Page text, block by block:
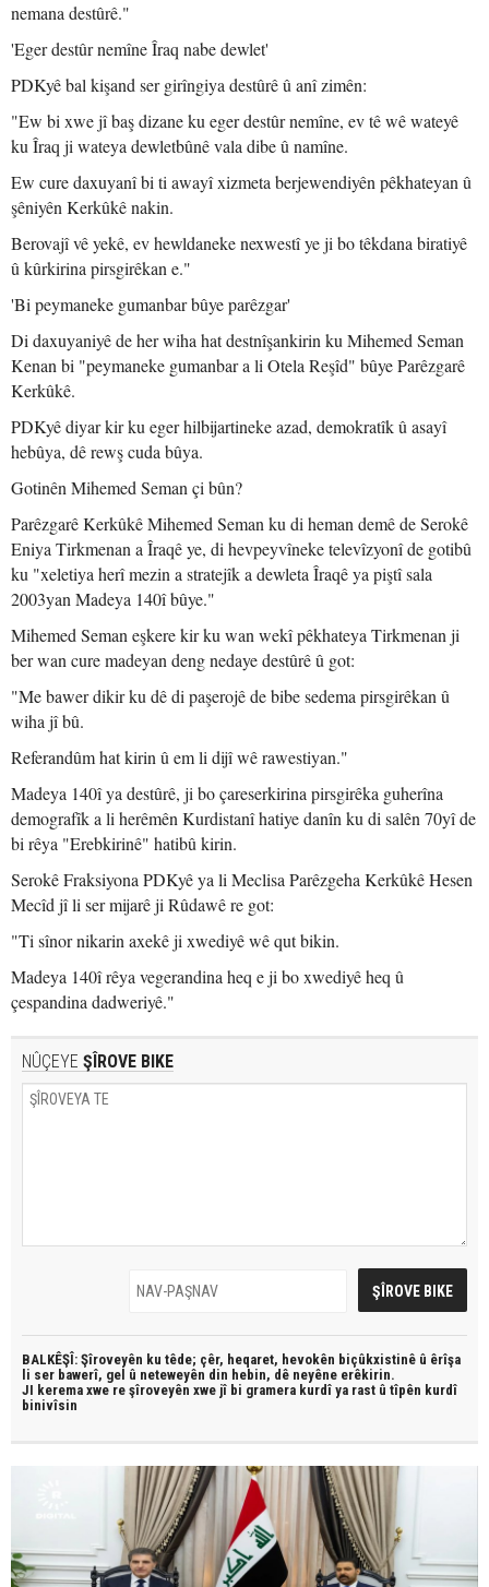
nemana destûrê."
'Eger destûr nemîne Îraq nabe dewlet'
PDKyê bal kişand ser girîngiya destûrê û anî zimên:
"Ew bi xwe jî baş dizane ku eger destûr nemîne, ev tê wê wateyê
ku Îraq ji wateya dewletbûnê vala dibe û namîne.
Ew cure daxuyanî bi ti awayî xizmeta berjewendiyên pêkhateyan û
şêniyên Kerkûkê nakin.
Berovajî vê yekê, ev hewldaneke nexwestî ye ji bo têkdana biratiyê
û kûrkirina pirsgirêkan e."
'Bi peymaneke gumanbar bûye parêzgar'
Di daxuyaniyê de her wiha hat destnîşankirin ku Mihemed Seman
Kenan bi "peymaneke gumanbar a li Otela Reşîd" bûye Parêzgarê
Kerkûkê.
PDKyê diyar kir ku eger hilbijartineke azad, demokratîk û asayî
hebûya, dê rewş cuda bûya.
Gotinên Mihemed Seman çi bûn?
Parêzgarê Kerkûkê Mihemed Seman ku di heman demê de Serokê
Eniya Tirkmenan a Îraqê ye, di hevpeyvîneke televîzyonî de gotibû
ku "xeletiya herî mezin a stratejîk a dewleta Îraqê ya piştî sala
2003yan Madeya 140î bûye."
Mihemed Seman eşkere kir ku wan wekî pêkhateya Tirkmenan ji
ber wan cure madeyan deng nedaye destûrê û got:
"Me bawer dikir ku dê di paşerojê de bibe sedema pirsgirêkan û
wiha jî bû.
Referandûm hat kirin û em li dijî wê rawestiyan."
Madeya 140î ya destûrê, ji bo çareserkirina pirsgirêka guherîna
demografîk a li herêmên Kurdistanî hatiye danîn ku di salên 70yî de
bi rêya "Erebkirinê" hatibû kirin.
Serokê Fraksiyona PDKyê ya li Meclisa Parêzgeha Kerkûkê Hesen
Mecîd jî li ser mijarê ji Rûdawê re got:
"Ti sînor nikarin axekê ji xwediyê wê qut bikin.
Madeya 140î rêya vegerandina heq e ji bo xwediyê heq û
çespandina dadweriyê."
NÛÇEYE ŞÎROVE BIKE
BALKÊŞÎ: Şîroveyên ku têde; çêr, heqaret, hevokên biçûkxistinê û êrîşa
li ser bawerî, gel û neteweyên din hebin, dê neyêne erêkirin.
JI kerema xwe re şîroveyên xwe jî bi gramera kurdî ya rast û tîpên kurdî
binivîsin